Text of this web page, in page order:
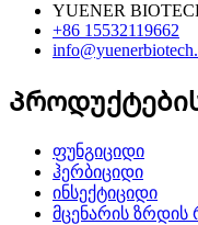
YUENER
+86 15532119662
ფუნგიციდი
ჰერბიციდი
ინსექტიციდი
მცენარის